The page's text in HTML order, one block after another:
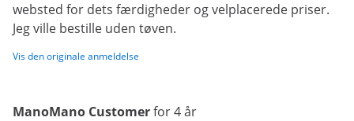
websted for dets færdigheder og velplacerede priser.
Jeg ville bestille uden tøven.
Vis den originale anmeldelse
ManoMano Customerfor 4 år